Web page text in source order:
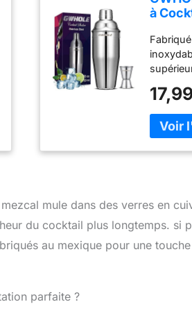
à
et 1
Cocktail
Son
avec
permet
et sans
Le kit
deux
pour
mule dans des verres en
du cocktail plus longtemps. si
au mexique pour une
parfaite ?